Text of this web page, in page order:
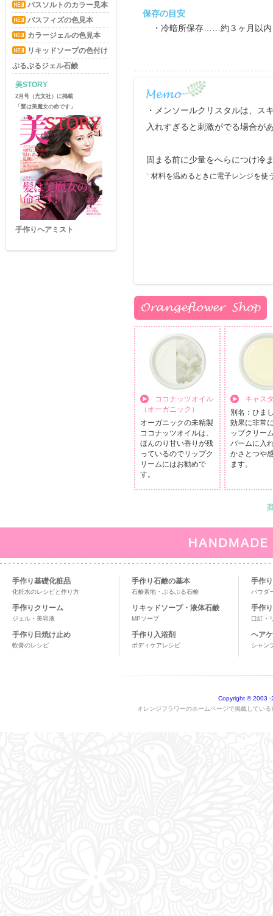
バスソルトのカラー見本
バスフィズの色見本
カラージェルの色見本
リキッドソープの色付け
ぷるぷるジェル石鹸
美STORY
2月号（光文社）に掲載
「髪は美魔女の命です」
手作りヘアミスト
保存の目安
・冷暗所保存……約３ヶ月以内
・メンソールクリスタルは、ス
入れすぎると刺激がでる場合が
固まる前に少量をへらにつけ冷
* 材料を温めるときに電子レンジを使
ココナッツオイル
（オーガニック）
オーガニックの未精製
ココナッツオイルは、
ほんのり甘い香りが残
っているのでリップク
リームにはお勧めで
す。
キャス
別名：ひま
効果に非常
ップクリー
バームに入
かさとつや
ます。
手作り基礎化粧品
化粧水のレシピと作り方
手作りクリーム
ジェル・美容液
手作り日焼け止め
軟膏のレシピ
手作り石鹸の基本
石鹸素地・ぷるぷる石鹸
リキッドソープ・液体石鹸
MPソープ
手作り入浴剤
ボディケアレシピ
手作
パウダ
手作
口紅・
ヘア
シャン
Copyright © 2003-
オレンジフラワーのホームページで掲載してい